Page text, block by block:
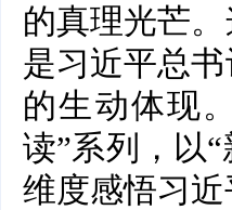
的真理光芒
是习近平总
的生动体现
读”系列，以
维度感悟习